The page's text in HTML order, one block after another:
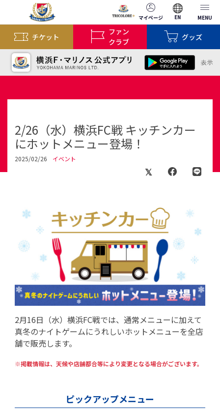
マイページ EN MENU
チケット
ファン
クラブ
グッズ
2/26（水）横浜FC戦 キッチンカー
にホットメニュー登場！
2025/02/26 イベント
2月16日（水）横浜FC戦では、通常メニューに加えて
真冬のナイトゲームにうれしいホットメニューを全店
舗で販売します。
※掲載情報は、天候や店舗都合等により変更となる場合がございます。
ピックアップメニュー